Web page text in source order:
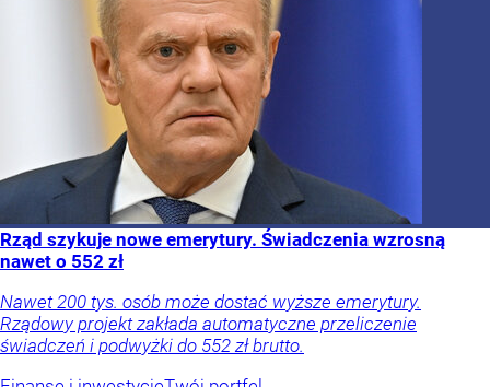
Rząd szykuje nowe emerytury. Świadczenia wzrosną
nawet o 552 zł
Nawet 200 tys. osób może dostać wyższe emerytury.
Rządowy projekt zakłada automatyczne przeliczenie
świadczeń i podwyżki do 552 zł brutto.